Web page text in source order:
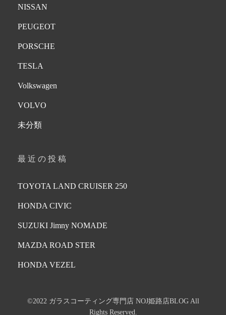
NISSAN
PEUGEOT
PORSCHE
TESLA
Volkswagen
VOLVO
未分類
最近の投稿
TOYOTA LAND CRUISER 250
HONDA CIVIC
SUZUKI Jimny NOMADE
MAZDA ROAD STER
HONDA VEZEL
©2022 ガラスコーティング専門店 NOJ姫路店BLOG All
Rights Reserved.